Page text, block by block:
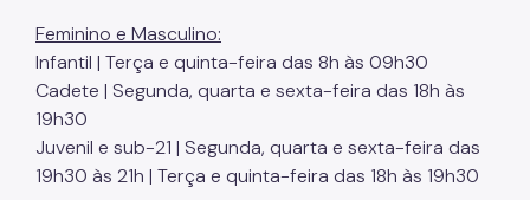
Feminino e Masculino:
Infantil | Terça e quinta-feira das 8h às 09h30
Cadete | Segunda, quarta e sexta-feira das 18h às
19h30
Juvenil e sub-21 | Segunda, quarta e sexta-feira das
19h30 às 21h | Terça e quinta-feira das 18h às 19h30